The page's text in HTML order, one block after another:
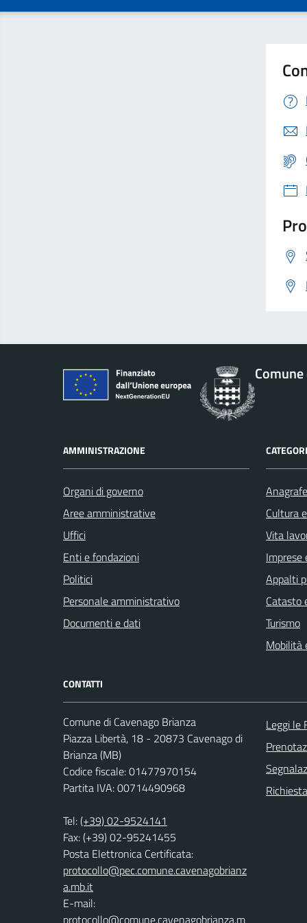
AMMINISTRAZIONE
Organi di governo
Aree amministrative
Uffici
Enti e fondazioni
Politici
Personale amministrativo
Documenti e dati
Cultura
Vita
Imprese
Appalti
Catasto
Turismo
Mobilità
CONTATTI
Comune di Cavenago Brianza
Piazza Libertà, 18 - 20873 Cavenago di
Brianza (MB)
Codice fiscale: 01477970154
Partita IVA: 00714490968
Tel:(+39) 02-9524141
Fax: (+39) 02-95241455
Posta Elettronica Certificata:
protocollo@pec.comune.cavenagobrianz
a.mb.it
E-mail:
Leggi le